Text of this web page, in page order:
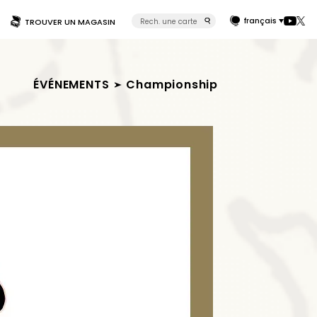
TROUVER UN MAGASIN français
ÉVÉNEMENTS Championship